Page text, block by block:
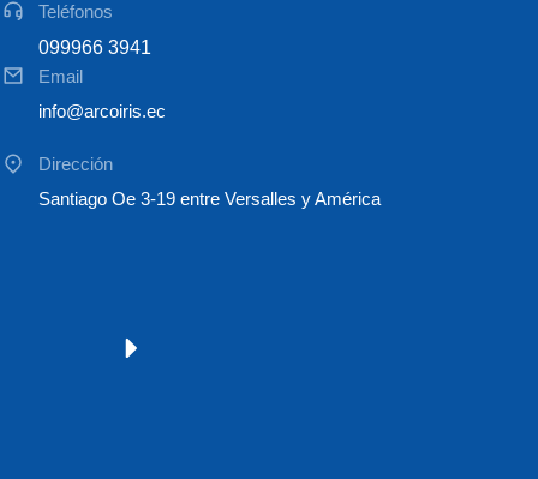
Teléfonos
099966 3941
Email
info@arcoiris.ec
Dirección
Santiago Oe 3-19 entre Versalles y América